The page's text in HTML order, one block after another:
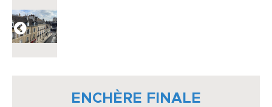
ENCHÈRE FINALE